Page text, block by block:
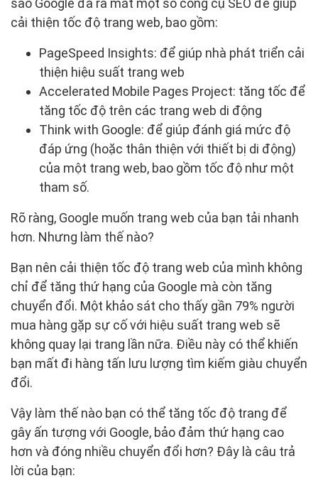
sao Google đã ra mắt một số công cụ SEO để giúp
cải thiện tốc độ trang web, bao gồm:
PageSpeed Insights: để giúp nhà phát triển cải
thiện hiệu suất trang web
Accelerated Mobile Pages Project: tăng tốc để
tăng tốc độ trên các trang web di động
Think with Google: để giúp đánh giá mức độ
đáp ứng (hoặc thân thiện với thiết bị di động)
của một trang web, bao gồm tốc độ như một
tham số.
Rõ ràng, Google muốn trang web của bạn tải nhanh
hơn. Nhưng làm thế nào?
Bạn nên cải thiện tốc độ trang web của mình không
chỉ để tăng thứ hạng của Google mà còn tăng
chuyển đổi. Một khảo sát cho thấy gần 79% người
mua hàng gặp sự cố với hiệu suất trang web sẽ
không quay lại trang lần nữa. Điều này có thể khiến
bạn mất đi hàng tấn lưu lượng tìm kiếm giàu chuyển
đổi.
Vậy làm thế nào bạn có thể tăng tốc độ trang để
gây ấn tượng với Google, bảo đảm thứ hạng cao
hơn và đóng nhiều chuyển đổi hơn? Đây là câu trả
lời của bạn: